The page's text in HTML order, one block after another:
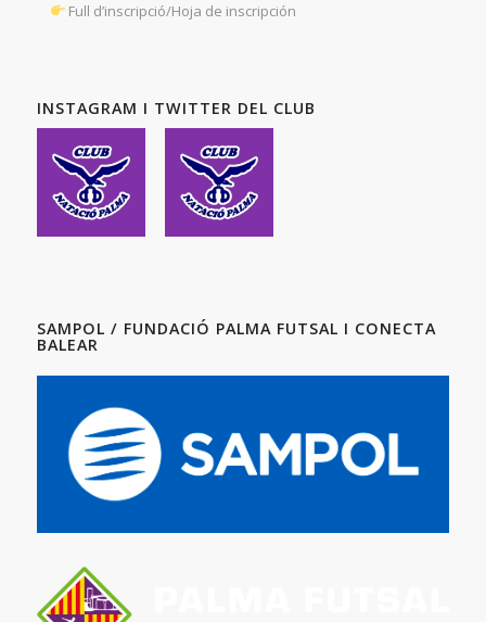
Full d’inscripció/Hoja de inscripción
INSTAGRAM I TWITTER DEL CLUB
SAMPOL / FUNDACIÓ PALMA FUTSAL I CONECTA
BALEAR